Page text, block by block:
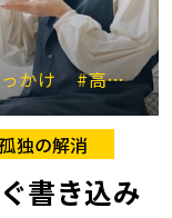
っかけ #高齢者ケア
独の解消
書き込み